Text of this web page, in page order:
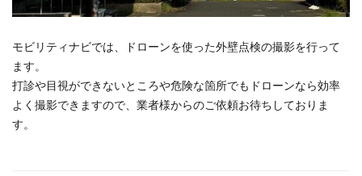
モビリティナビでは、ドローンを使った外壁点検の撮影を行って
ます。
打診や目視ができないところや危険な箇所でもドローンなら効率
よく撮影できますので、業者様からのご依頼お待ちしておりま
す。